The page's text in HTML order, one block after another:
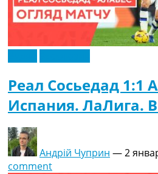
Реал Сосьедад 1:1
Испания. ЛаЛига.
Андрій Чуприн —2
comment